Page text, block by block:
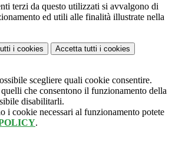
terzi da questo utilizzati si avvalgono di
ed utili alle finalità illustrate nella
i cookies Accetta tutti i cookies
scegliere quali cookie consentire.
che consentono il funzionamento della
disabilitarli.
i cookie necessari al funzionamento potete
.